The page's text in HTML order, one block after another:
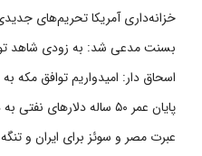
خزانه‌داری آمریکا تحریم‌های
بسنت مدعی شد: به زودی شاهد
اسحاق دار: امیدواریم توافق مکه
پایان عمر ۵۰ ساله دلارهای نفتی به دست ایران
عبرت مصر و سوئز برای ایران و